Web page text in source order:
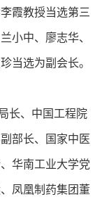
霞教授当选第三
小中、廖志华、
当选为副会长。
长、中国工程院
部长、国家中医
华南工业大学党
凤凰制药集团董